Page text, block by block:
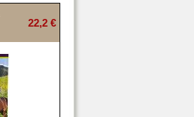
22,2 €